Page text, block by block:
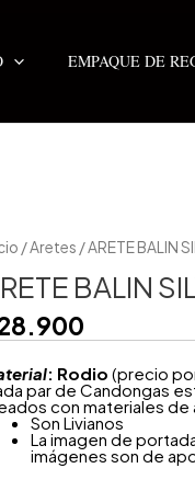
EMPAQUE DE
/Aretes / ARETE BALIN
BALIN
: Rodio (precio
par de Candongas
con materiales de
Son Livianos
La imagen de
imágenes son de